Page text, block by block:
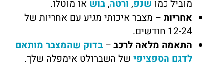
מוביל כמו שנפ, ורטה,בוש או מוטלו.
אחריות – מצבר איכותי מגיע עם אחריות של
12-24 חודשים.
התאמה מלאה לרכב – בדוק שהמצבר מותאם
לדגם הספציפי של השברולט אימפלה שלך.